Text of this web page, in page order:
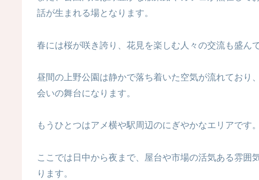
話が生まれる場となります。
春には桜が咲き誇り、花見を楽しむ人々の交流も盛んで
昼間の上野公園は静かで落ち着いた空気が流れており
会いの舞台になります。
もうひとつはアメ横や駅周辺のにぎやかなエリアです。
ここでは日中から夜まで、屋台や市場の活気ある雰囲
ります。